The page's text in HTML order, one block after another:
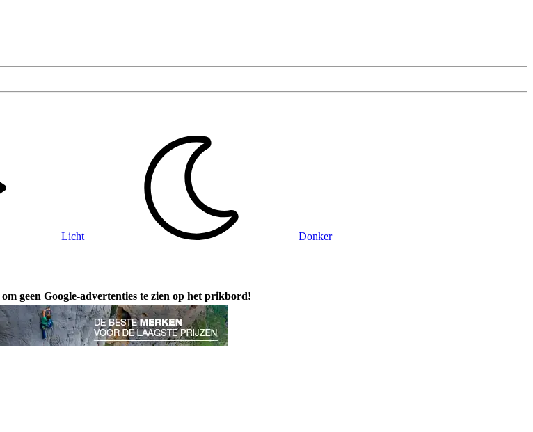
Licht
Donker
om geen Google-advertenties te zien op het prikbord!